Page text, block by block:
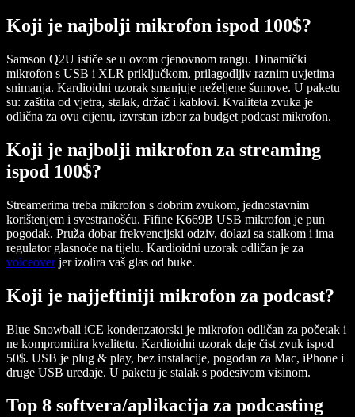
Koji je najbolji mikrofon ispod 100$?
Samson Q2U ističe se u ovom cjenovnom rangu. Dinamički
mikrofon s USB i XLR priključkom, prilagodljiv raznim uvjetima
snimanja. Kardioidni uzorak smanjuje neželjene šumove. U paketu
su: zaštita od vjetra, stalak, držač i kablovi. Kvaliteta zvuka je
odlična za ovu cijenu, izvrstan izbor za budget podcast mikrofon.
Koji je najbolji mikrofon za streaming
ispod 100$?
Streamerima treba mikrofon s dobrim zvukom, jednostavnim
korištenjem i svestranošću. Fifine K669B USB mikrofon je pun
pogodak. Pruža dobar frekvencijski odziv, dolazi sa stalkom i ima
regulator glasnoće na tijelu. Kardioidni uzorak odličan je za
voiceoverjer izolira vaš glas od buke.
Koji je najjeftiniji mikrofon za podcast?
Blue Snowball iCE kondenzatorski je mikrofon odličan za početak i
ne kompromitira kvalitetu. Kardioidni uzorak daje čist zvuk ispod
50$. USB je plug & play, bez instalacije, pogodan za Mac, iPhone i
druge USB uređaje. U paketu je stalak s podesivom visinom.
Top 8 softvera/aplikacija za podcasting